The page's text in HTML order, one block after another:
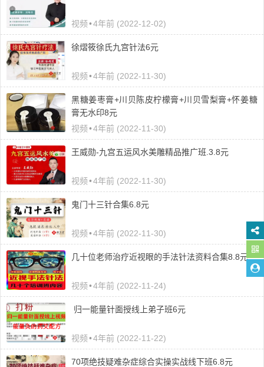
视频•4年前 (2022-12-02)
徐熠筱徐氏九宫针法6元
视频•4年前 (2022-11-30)
黑糖姜枣膏+川贝陈皮柠檬膏+川贝雪梨膏+怀姜糖
膏无水印8元
视频•4年前 (2022-11-30)
王威勋-九宫五运风水美雕精品推广班.3.8元
视频•4年前 (2022-11-30)
鬼门十三针合集6.8元
视频•4年前 (2022-11-30)
几十位老师治疗近视眼的手法针法资料合集8.8元
视频•4年前 (2022-11-24)
归一能量针面授线上弟子班6元
视频•4年前 (2022-11-22)
70项绝技疑难杂症综合实操实战线下班6.8元